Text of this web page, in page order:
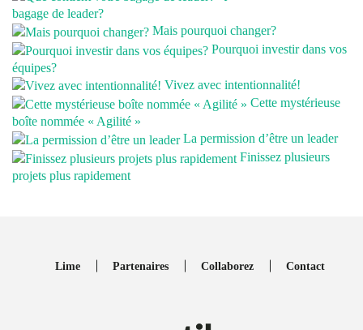
bagage de leader?
Mais pourquoi changer?
Pourquoi investir dans vos
équipes?
Vivez avec intentionnalité!
Cette mystérieuse
boîte nommée « Agilité »
La permission d’être un leader
Finissez plusieurs
projets plus rapidement
Lime Partenaires Collaborez Contact